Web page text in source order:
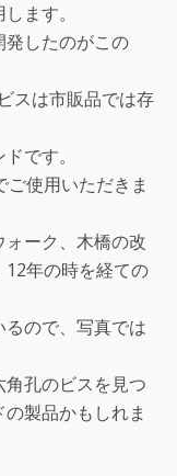
ます。
発したのがこの
スは市販品では存
です。
使用いただきま
ーク、木橋の改
年の時を経ての
ので、写真では
孔のビスを見つ
製品かもしれま